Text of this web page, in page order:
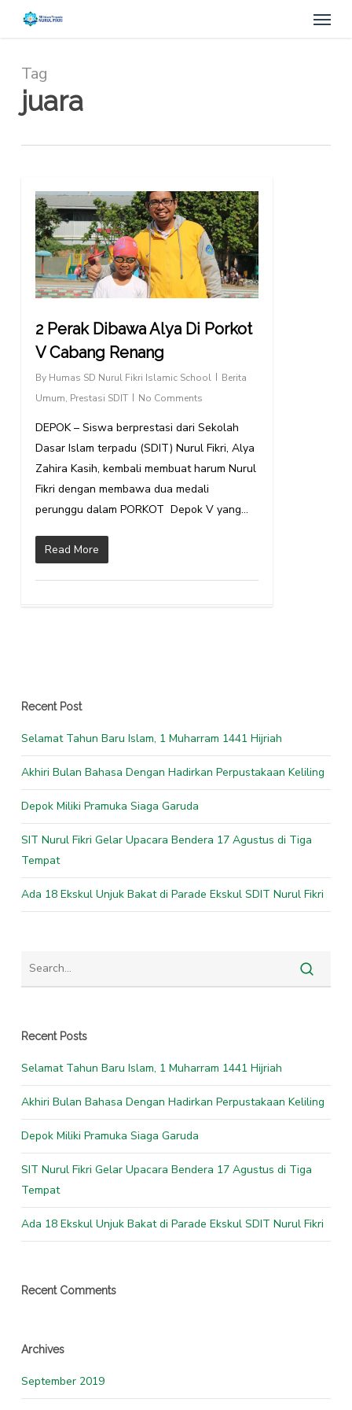
content
Menu
Tag
juara
2 Perak Dibawa Alya Di Porkot
V Cabang Renang
By Humas SD Nurul Fikri Islamic School
Berita
Umum, Prestasi SDIT No Comments
DEPOK – Siswa berprestasi dari Sekolah
Dasar Islam terpadu (SDIT) Nurul Fikri, Alya
Zahira Kasih, kembali membuat harum Nurul
Fikri dengan membawa dua medali
perunggu dalam PORKOT Depok V yang…
Read More
Recent Post
Selamat Tahun Baru Islam, 1 Muharram 1441 Hijriah
Akhiri Bulan Bahasa Dengan Hadirkan Perpustakaan Keliling
Depok Miliki Pramuka Siaga Garuda
SIT Nurul Fikri Gelar Upacara Bendera 17 Agustus di Tiga
Tempat
Ada 18 Ekskul Unjuk Bakat di Parade Ekskul SDIT Nurul Fikri
Recent Posts
Selamat Tahun Baru Islam, 1 Muharram 1441 Hijriah
Akhiri Bulan Bahasa Dengan Hadirkan Perpustakaan Keliling
Depok Miliki Pramuka Siaga Garuda
SIT Nurul Fikri Gelar Upacara Bendera 17 Agustus di Tiga
Tempat
Ada 18 Ekskul Unjuk Bakat di Parade Ekskul SDIT Nurul Fikri
Recent Comments
Archives
September 2019